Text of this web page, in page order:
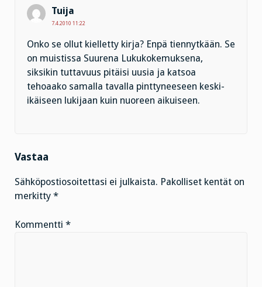
Tuija
7.4.2010 11:22
Onko se ollut kielletty kirja? Enpä tiennytkään. Se
on muistissa Suurena Lukukokemuksena,
siksikin tuttavuus pitäisi uusia ja katsoa
tehoaako samalla tavalla pinttyneeseen keski-
ikäiseen lukijaan kuin nuoreen aikuiseen.
Vastaa
Sähköpostiosoitettasi ei julkaista. Pakolliset kentät on
merkitty *
Kommentti *